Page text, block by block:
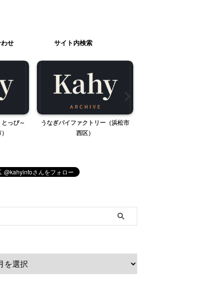
せ サイト内検索
っぴ～
うなぎパイファクトリー（浜松市
西区）